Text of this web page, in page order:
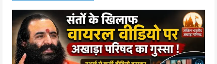
4
उत्तराखंड
स्वतंत्रता दिवस को देशभक्ति और जनभागीदारी
उत्सव के रूप में मनाएं : डा.विशाल गर्ग
August 9, 2026